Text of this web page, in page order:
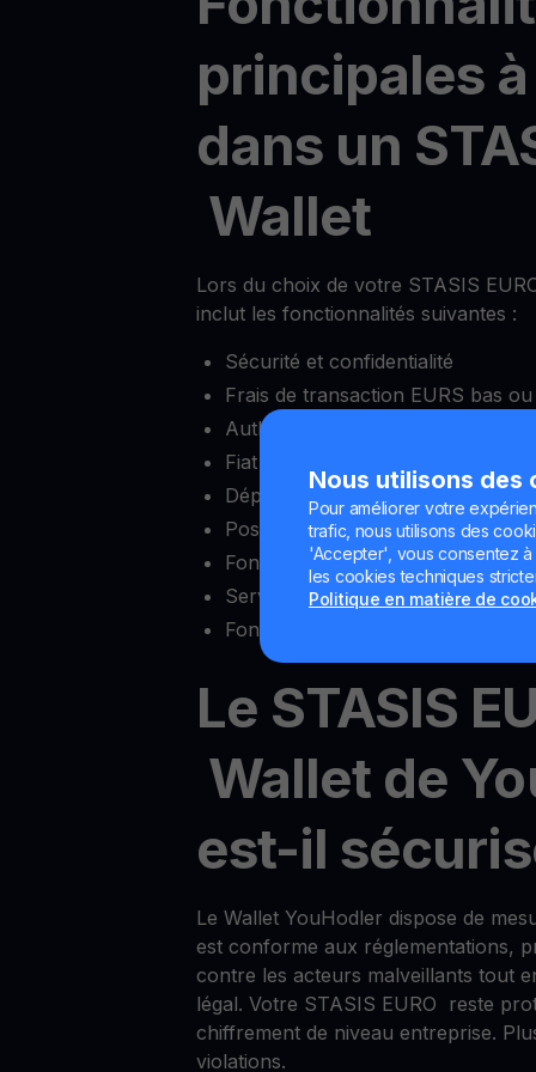
Nous utilisons des
Pour améliorer votre
trafic, nous utilisons des
'Accepter', vous consentez à
les cookies techniques
Politique en matière de
principales
dans un
Wallet
Lors du choix de votre STASIS
inclut les fonctionnalités suivantes :
Sécurité et confidentialité
Frais de transaction EURS bas
Authentification à deux facteurs
Fiat onramps et offramps
Dépôt minimum réduit
Possibilité de bloquer et
Fonctionnalités complètes
Service client fiable
Fonctionnalité multisig
Le STASIS
Wallet de
est-il
Le Wallet YouHodler dispose de
est conforme aux réglementations,
contre les acteurs malveillants tout
légal. Votre STASIS EURO reste
chiffrement de niveau entreprise.
violations.